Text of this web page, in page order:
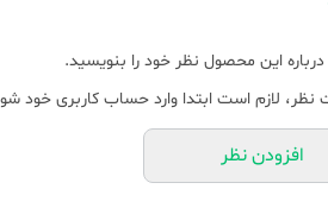
این محصول نظر خود را بنویسید.
نظر، لازم است ابتدا وارد حساب کاربری خود
افزودن نظر